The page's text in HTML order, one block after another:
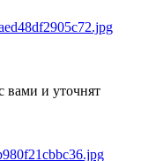
вами и уточнят